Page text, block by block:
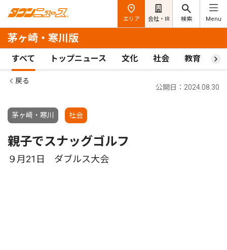
エリア 会社・IR 検索 Menu
茅ヶ崎・寒川版
すべて トップニュース 文化 社会 教育 ス
戻る
茅ヶ崎・寒川 社会
公開日：2024.08.30
親子でスナッグゴルフ
９月21日 ダブルス大会